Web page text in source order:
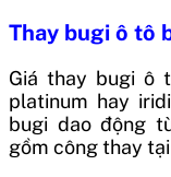
Thay bugi ô tô
Giá thay bugi ô
platinum hay
bugi dao động
gồm công thay